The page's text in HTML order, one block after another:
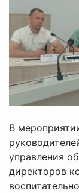
В
управления
директоров